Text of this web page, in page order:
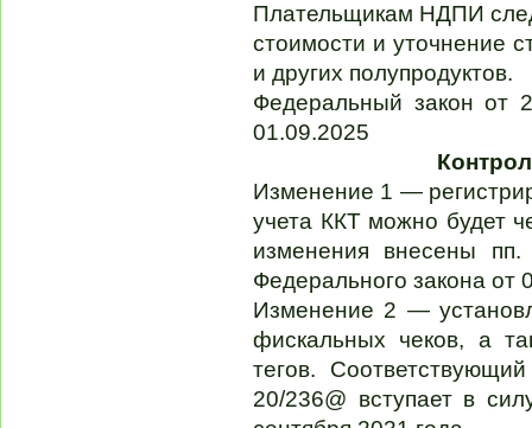
Плательщикам НДПИ
стоимости и уточнение
и других полупродуктов.
Федеральный закон от
01.09.2025
Изменение 1 —
учета ККТ можно будет
изменения внесены
Федерального закона
Изменение 2 —
фискальных чеков, а
тегов.
20/236@ вступает в